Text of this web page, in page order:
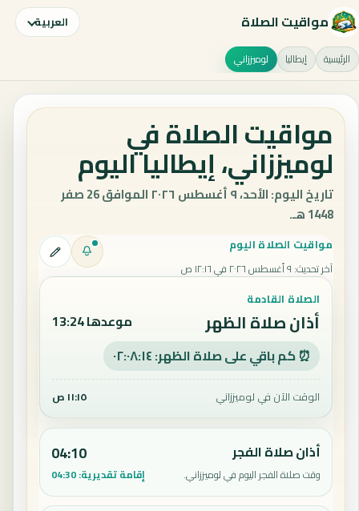
مواقيت الصلاة العربية
الرئيسية إيطاليا لوميززاني
مواقيت الصلاة في
لوميززاني، إيطاليا اليوم
تاريخ اليوم: الأحد، ٩ أغسطس ٢٠٢٦ الموافق 26 صفر
1448 هـ.
مواقيت الصلاة اليوم
آخر تحديث: ٩ أغسطس ٢٠٢٦ في ١٢:١٦ ص
الصلاة القادمة
أذان صلاة الظهر موعدها 13:24
⏰ كم باقي على صلاة الظهر: ٠٢:٠٨:١٣
الوقت الآن في لوميززاني ١١:١٥ ص
أذان صلاة الفجر
وقت صلاة الفجر اليوم في لوميززاني.
04:10
إقامة تقديرية:04:30